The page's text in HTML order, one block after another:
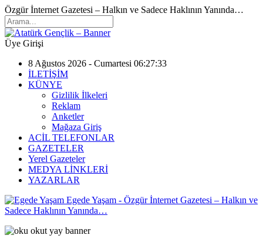
Özgür İnternet Gazetesi – Halkın ve Sadece Haklının Yanında…
Üye Girişi
8 Ağustos 2026 - Cumartesi 06:27:33
İLETİŞİM
KÜNYE
Gizlilik İlkeleri
Reklam
Anketler
Mağaza Giriş
ACİL TELEFONLAR
GAZETELER
Yerel Gazeteler
MEDYA LİNKLERİ
YAZARLAR
Egede Yaşam - Özgür İnternet Gazetesi – Halkın ve
Sadece Haklının Yanında…